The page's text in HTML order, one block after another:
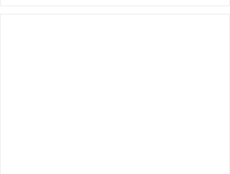
Julián
Yunes
en